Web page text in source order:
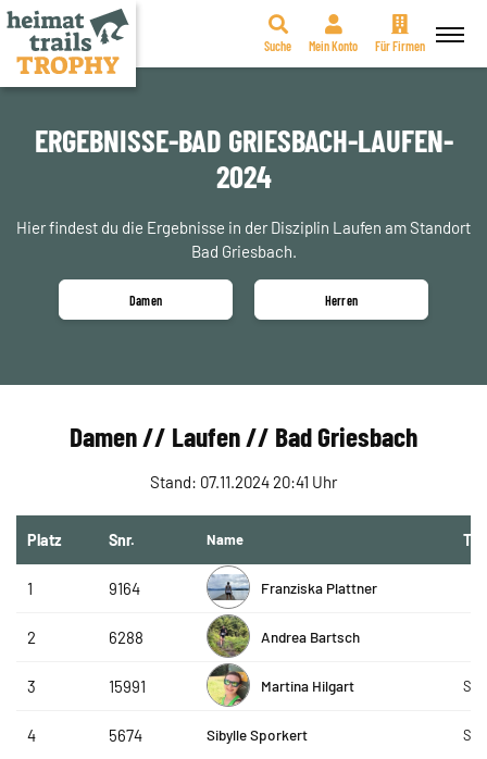
Zum
springen
Suche Mein Konto Für Firmen
ERGEBNISSE-BAD GRIESBACH-LAUFEN-
2024
Hier findest du die Ergebnisse in der Disziplin Laufen am Standort
Bad Griesbach.
Damen Herren
Damen // Laufen // Bad Griesbach
Stand: 07.11.2024 20:41 Uhr
Platz Snr. Name
1 9164 Franziska Plattner
2 6288 Andrea Bartsch
3 15991 Martina Hilgart
4 5674 Sibylle Sporkert